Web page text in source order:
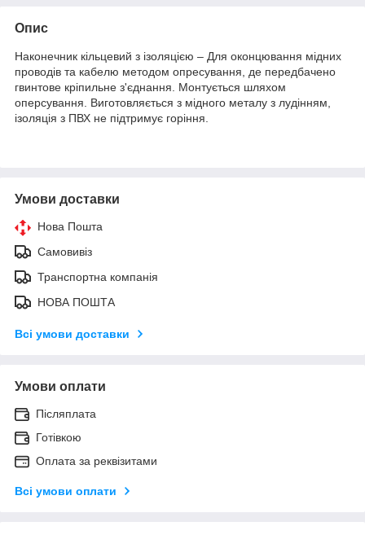
Опис
Наконечник кільцевий з ізоляцією – Для оконцювання мідних
проводів та кабелю методом опресування, де передбачено
гвинтове кріпильне з'єднання. Монтується шляхом
оперсування. Виготовляється з мідного металу з лудінням,
ізоляція з ПВХ не підтримує горіння.
Умови доставки
Нова Пошта
Самовивіз
Транспортна компанія
НОВА ПОШТА
Всі умови доставки
Умови оплати
Післяплата
Готівкою
Оплата за реквізитами
Всі умови оплати